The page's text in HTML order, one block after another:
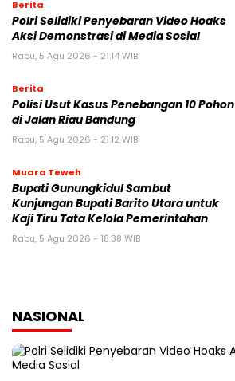
Berita
Polri Selidiki Penyebaran Video Hoaks
Aksi Demonstrasi di Media Sosial
Rabu, 5 Agu 2026 - 21:14 WIB
Berita
Polisi Usut Kasus Penebangan 10 Pohon
di Jalan Riau Bandung
Rabu, 5 Agu 2026 - 21:12 WIB
Muara Teweh
Bupati Gunungkidul Sambut
Kunjungan Bupati Barito Utara untuk
Kaji Tiru Tata Kelola Pemerintahan
Rabu, 5 Agu 2026 - 18:38 WIB
NASIONAL